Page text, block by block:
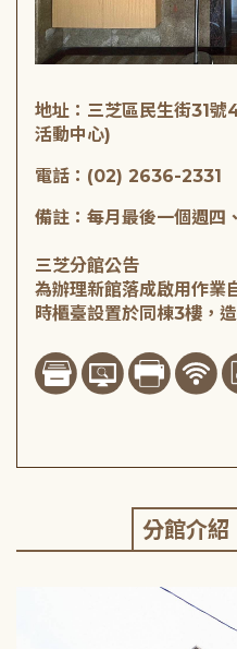
地址：三芝區民生街31
活動中心)
電話：(02) 2636-2331
備註：每月最後一個週四
三芝分館公告
為辦理新館落成啟用作業
時櫃臺設置於同棟3樓，
分館介紹